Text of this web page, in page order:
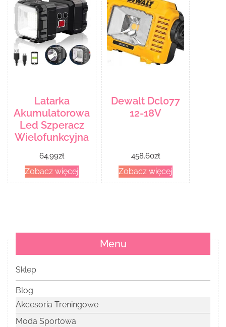
Latarka
Akumulatorowa
Led Szperacz
Wielofunkcyjna
64.99zł
Zobacz więcej
Dewalt Dcl077
12-18V
458.60zł
Zobacz więcej
Menu
Sklep
Blog
Akcesoria Treningowe
Moda Sportowa